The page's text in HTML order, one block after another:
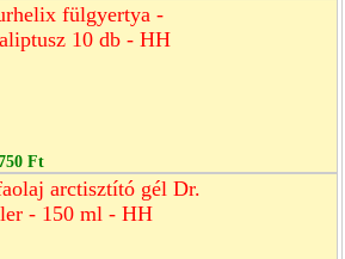
fülgyertya -
10 db - HH
Ft
arctisztító gél Dr.
- 150 ml - HH